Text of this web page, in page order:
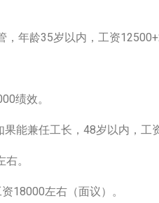
年龄35岁以内，工资
绩效。
能兼任工长，48岁以内，工
。
18000左右（面议）。